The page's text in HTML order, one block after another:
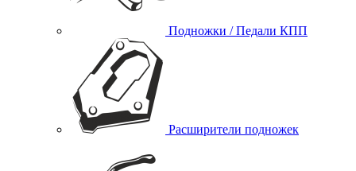
Подножки / Педали КПП
Расширители подножек